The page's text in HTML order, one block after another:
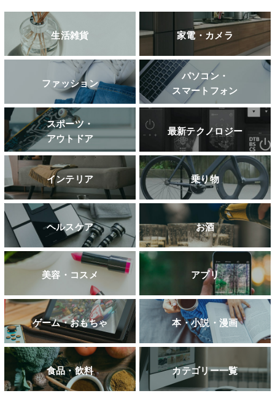
生活雑貨 家電・カメラ
ファッション
パソコン・
スマートフォン
スポーツ・
アウトドア
最新テクノロジー
インテリア 乗り物
ヘルスケア お酒
美容・コスメ アプリ
ゲーム・おもちゃ 本・小説・漫画
食品・飲料 カテゴリー一覧